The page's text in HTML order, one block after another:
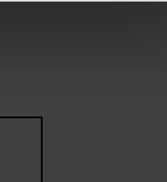
i analizować